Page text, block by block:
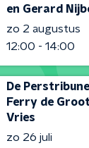
en Gerard
zo 2 augustus
12:00 - 14:00
De
Ferry de
Vries
zo 26 juli